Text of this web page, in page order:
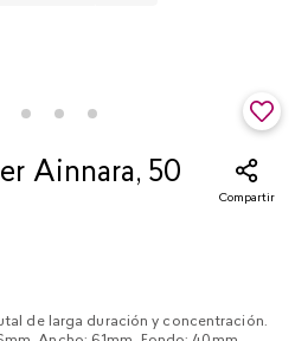
Ainnara, 50
Compartir
de larga duración y concentración.